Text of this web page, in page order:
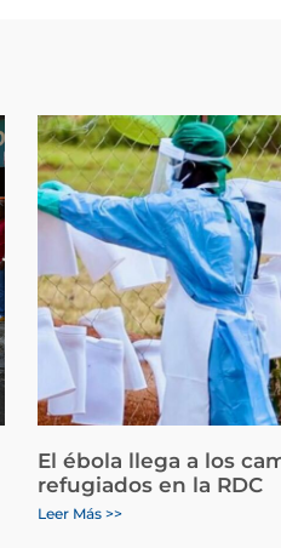
El ébola llega a los
refugiados en la RDC
Leer Más >>